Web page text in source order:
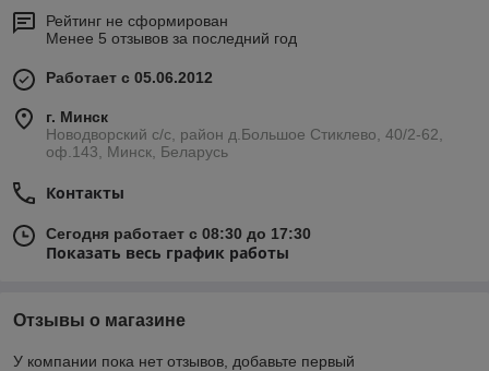
Рейтинг не сформирован
Менее 5 отзывов за последний год
Работает с 05.06.2012
г. Минск
Новодворский с/с, район д.Большое Стиклево, 40/2-62,
оф.143, Минск, Беларусь
Контакты
Сегодня работает с 08:30 до 17:30
Показать весь график работы
Отзывы о магазине
У компании пока нет отзывов, добавьте первый